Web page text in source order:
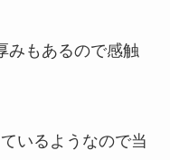
みもあるので感触
いるようなので当